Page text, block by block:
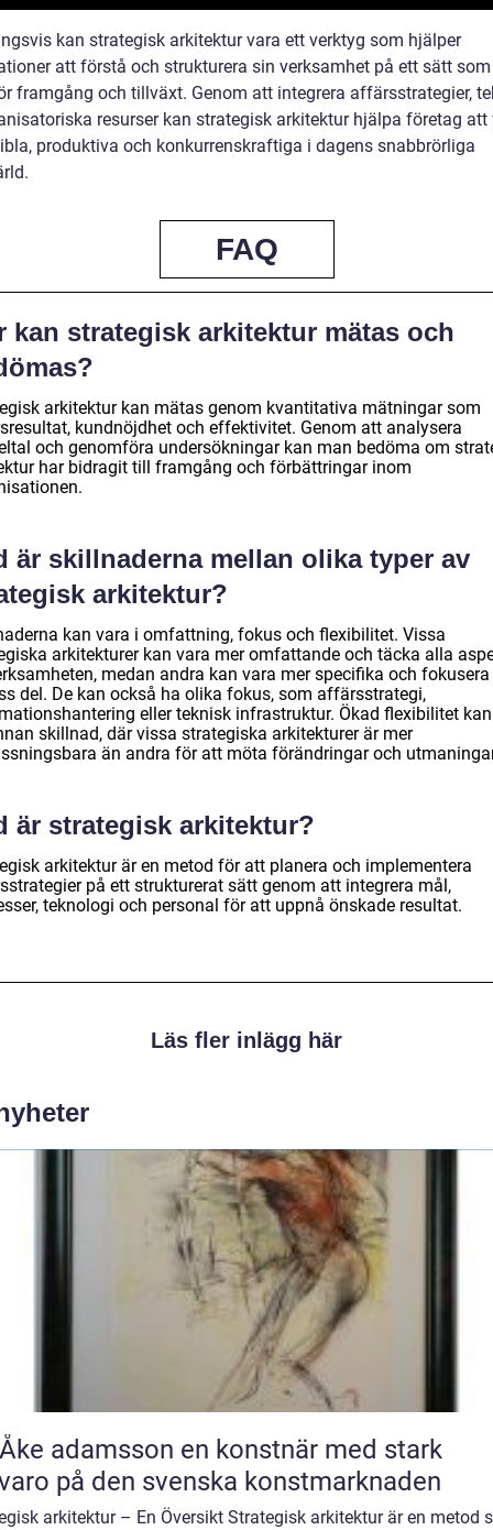
kan strategisk arkitektur vara ett verktyg som hjälper
att förstå och strukturera sin verksamhet på ett sätt som
framgång och tillväxt. Genom att integrera affärsstrategier,
resurser kan strategisk arkitektur hjälpa företag att
produktiva och konkurrenskraftiga i dagens snabbrörliga
FAQ
kan strategisk arkitektur mätas och
arkitektur kan mätas genom kvantitativa mätningar som
kundnöjdhet och effektivitet. Genom att analysera
och genomföra undersökningar kan man bedöma om
har bidragit till framgång och förbättringar inom
är skillnaderna mellan olika typer av
arkitektur?
kan vara i omfattning, fokus och flexibilitet. Vissa
arkitekturer kan vara mer omfattande och täcka alla
medan andra kan vara mer specifika och
del. De kan också ha olika fokus, som affärsstrategi,
eller teknisk infrastruktur. Ökad flexibilitet
skillnad, där vissa strategiska arkitekturer är mer
än andra för att möta förändringar och
är strategisk arkitektur?
arkitektur är en metod för att planera och implementera
på ett strukturerat sätt genom att integrera mål,
teknologi och personal för att uppnå önskade resultat.
Läs fler inlägg här
en konstnär med stark
på den svenska konstmarknaden
arkitektur – En Översikt Strategisk arkitektur är en metod